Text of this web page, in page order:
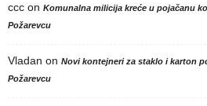
ccc on Komunalna milicija kreće u pojačanu
Požarevcu
Vladan on Novi kontejneri za staklo i karton
Požarevcu